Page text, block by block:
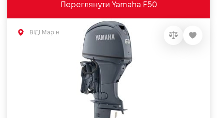
Переглянути Yamaha F50
ВІДІ Марін